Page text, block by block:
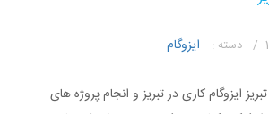
دسته : ایزوگام
ایزوگام کاری در تبریز و انجام پروژه های